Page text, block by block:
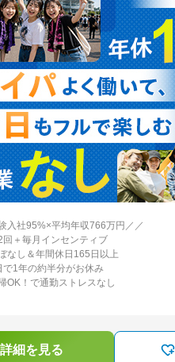
入社95%×平均年収766万円／／
＋毎月インセンティブ
なし＆年間休日165日以上
1年の約半分がお休み
OK！で通勤ストレスなし
細を見る